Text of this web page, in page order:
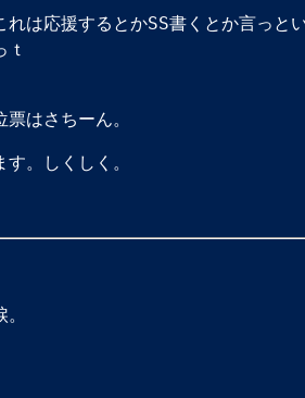
は応援するとかSS書くとか言っ
はさちーん。
。しくしく。